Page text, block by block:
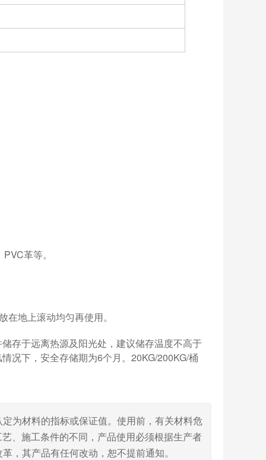
革等。
地上滚动均匀再使用。
存于远离热源及阳光处，建议储存温度不高于
下，安全存储期为6个月。20KG/200KG/桶
为材料的指标或保证值。使用前，有关材料危
、施工条件的不同，产品使用必须根据生产者
，其产品有任何改动，恕不提前通知。